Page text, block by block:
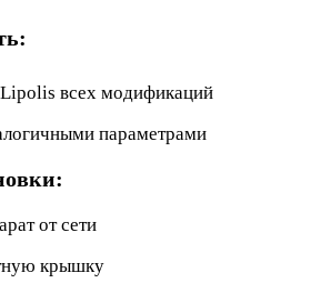
всех модификаций
параметрами
от сети
крышку